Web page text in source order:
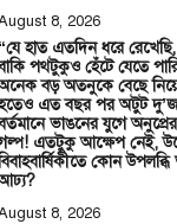
8, 2026
“যে হাত এতদিন ধরে
পথটুকুও হেঁটে যেতে
বড় অতনুকে বেছে
এত বছর পর অটুট
ভাঙনের যুগে
এতটুকু আক্ষেপ নেই,
কোন
8, 2026